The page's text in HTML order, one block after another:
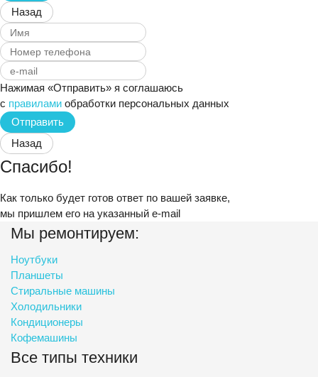
Назад
Нажимая «Отправить» я соглашаюсь
с правилами обработки персональных данных
Отправить
Назад
Спасибо!
Как только будет готов ответ по вашей заявке,
мы пришлем его на указанный e-mail
Мы ремонтируем:
Ноутбуки
Планшеты
Стиральные машины
Холодильники
Кондиционеры
Кофемашины
Все типы техники